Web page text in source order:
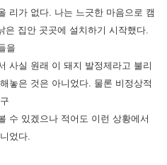
리가 없다. 나는 느긋한 마음으로 캠
은 집안 곳곳에 설치하기 시작했다.
을
사실 원래 이 돼지 발정제라고 불리
놓은 것은 아니었다. 물론 비정상적
수 있겠으나 적어도 이런 상황에서
었다.